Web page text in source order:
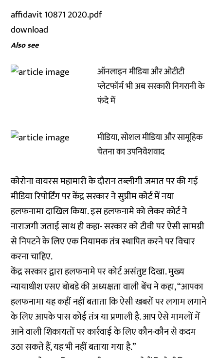
affidavit 10871 2020.pdf
download
Also see
ऑनलाइन मीडिया और ओटीटी
प्लेटफॉर्म भी अब सरकारी निगरानी के
फंदे में
मीडिया, सोशल मीडिया और सामूहिक
चेतना का उपनिवेशवाद
कोरोना वायरस महामारी के दौरान तब्लीगी जमात पर की गई
मीडिया रिपोर्टिंग पर केंद्र सरकार ने सुप्रीम कोर्ट में नया
हलफनामा दाखिल किया. इस हलफनामे को लेकर कोर्ट ने
नाराजगी जताई साथ ही कहा- सरकार को टीवी पर ऐसी सामग्री
से निपटने के लिए एक नियामक तंत्र स्थापित करने पर विचार
करना चाहिए.
केंद्र सरकार द्वारा हलफनामे पर कोर्ट असंतुष्ट दिखा. मुख्य
न्यायाधीश एसए बोबडे की अध्यक्षता वाली बेंच ने कहा, “आपका
हलफनामा यह कहीं नहीं बताता कि ऐसी खबरों पर लगाम लगाने
के लिए आपके पास कोई तंत्र या प्रणाली है. आप ऐसे मामलों में
आने वाली शिकायतों पर कार्रवाई के लिए कौन-कौन से कदम
उठा सकते हैं, यह भी नहीं बताया गया है.”